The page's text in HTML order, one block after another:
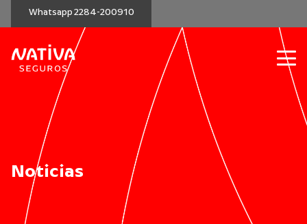
Whatsapp 2284-200910
Noticias